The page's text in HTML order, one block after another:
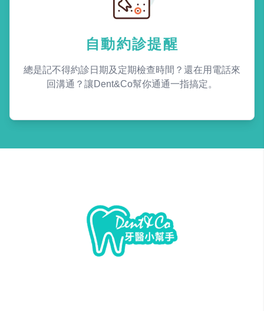
自動約診提醒
總是記不得約診日期及定期檢查時間？還在用電話來
回溝通？讓Dent&Co幫你通通一指搞定。